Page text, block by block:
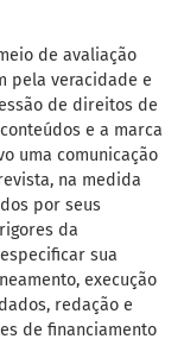
de avaliação
pela veracidade e
de direitos de
e a marca
uma comunicação
na medida
por seus
da
sua
execução
redação e
de financiamento